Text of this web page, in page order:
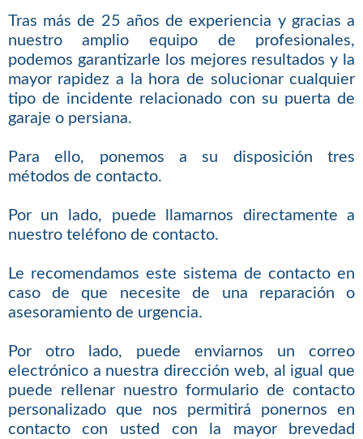
Tras más de 25 años de experiencia y gracias a
nuestro amplio equipo de profesionales,
podemos garantizarle los mejores resultados y la
mayor rapidez a la hora de solucionar cualquier
tipo de incidente relacionado con su puerta de
garaje o persiana.
Para ello, ponemos a su disposición tres
métodos de contacto.
Por un lado, puede llamarnos directamente a
nuestro teléfono de contacto.
Le recomendamos este sistema de contacto en
caso de que necesite de una reparación o
asesoramiento de urgencia.
Por otro lado, puede enviarnos un correo
electrónico a nuestra dirección web, al igual que
puede rellenar nuestro formulario de contacto
personalizado que nos permitirá ponernos en
contacto con usted con la mayor brevedad